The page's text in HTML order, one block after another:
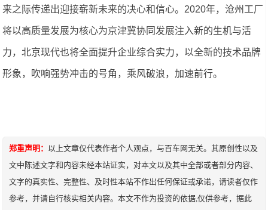
来之际传递出迎接崭新未来的决心和信心。2020年，沧州工厂
将以高质量发展为核心为京津冀协同发展注入新的生机与活
力，北京现代也将全面提升企业综合实力，以全新的技术品牌
形象，吹响强势冲击的号角，乘风破浪，加速前行。
郑重声明： 以上文章仅代表作者个人观点，与百车网无关。其原创性以及
文中陈述文字和内容未经本站证实，对本文以及其中全部或者部分内容、
文字的真实性、完整性、及时性本站不作出任何保证或承诺，请读者仅作
参考，并请自行核实相关内容。本文不作为投资的依据,仅供参考，据此